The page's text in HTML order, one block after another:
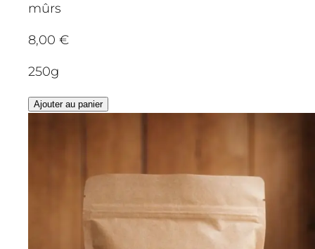
mûrs
8,00 €
250g
Ajouter au panier